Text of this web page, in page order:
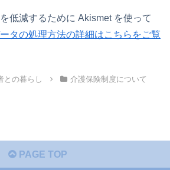
低減するために Akismet を使って
タの処理方法の詳細はこちらをご覧
との暮らし 介護保険制度について
PAGE TOP